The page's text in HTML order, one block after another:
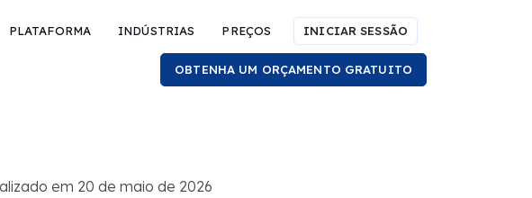
PLATAFORMA INDÚSTRIAS PREÇOS INICIAR SESSÃO
OBTENHA UM ORÇAMENTO GRATUITO
em 20 de maio de 2026